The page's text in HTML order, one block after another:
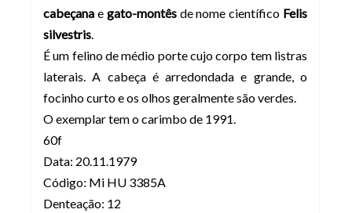
cabeçana egato-montêsde nome científico Felis
silvestris.
É um felino de médio porte cujo corpo tem listras
laterais. A cabeça é arredondada e grande, o
focinho curto e os olhos geralmente são verdes.
O exemplar tem o carimbo de 1991.
60f
Data: 20.11.1979
Código: Mi HU 3385A
Denteação: 12